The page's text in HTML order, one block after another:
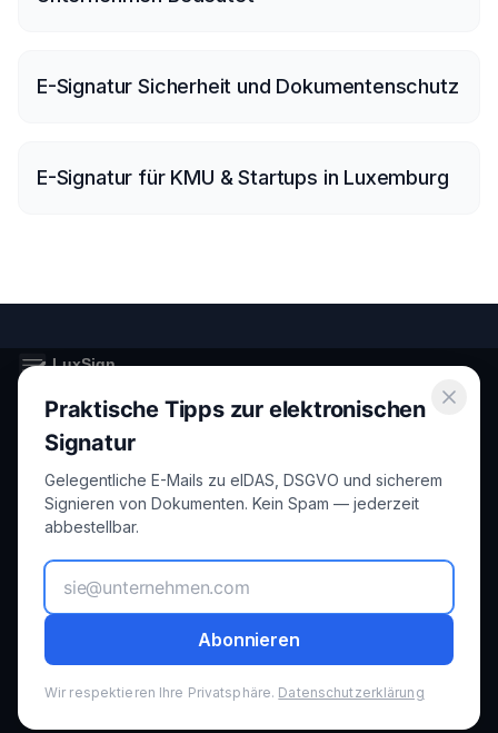
E-Signatur Sicherheit und Dokumentenschutz
E-Signatur für KMU & Startups in Luxemburg
Praktische Tipps zur elektronischen
Signatur
Gelegentliche E-Mails zu eIDAS, DSGVO und sicherem
Signieren von Dokumenten. Kein Spam — jederzeit
abbestellbar.
Abonnieren
Wir respektieren Ihre Privatsphäre. Datenschutzerklärung
Secure electronic signatures for Luxembourg and the European
Union.
Product
How it Works
Pricing
Legal